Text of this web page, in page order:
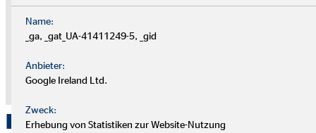
Persönliche
Datenschutzerklärung.
Zustimmung zum "YouTube" Cookie um
Name:
_ga, _gat_UA-41411249-5, _gid
Anbieter:
Google Ireland Ltd.
Zweck:
Erhebung von Statistiken zur Website-Nutzung